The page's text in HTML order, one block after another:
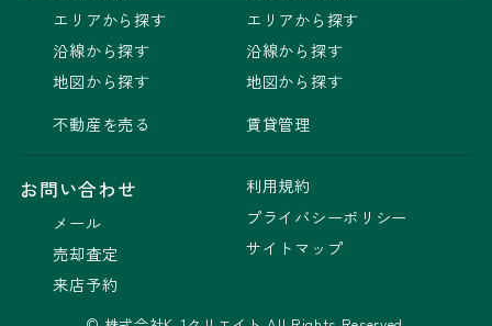
エリアから探す
沿線から探す
地図から探す
不動産を売る
エリアから探す
沿線から探す
地図から探す
賃貸管理
お問い合わせ
メール
売却査定
来店予約
利用規約
プライバシーポリシー
サイトマップ